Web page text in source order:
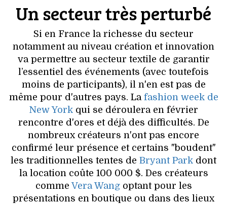
HISTOIRE DES MARQUES
DÉCO
VOYAGES & LOISIRS
Un secteur très perturbé
Si en France la richesse du secteur
notamment au niveau création et innovation
va permettre au secteur textile de garantir
l’essentiel des événements (avec toutefois
moins de participants), il n'en est pas de
même pour d'autres pays. La fashion week de
New York qui se déroulera en février
rencontre d'ores et déjà des difficultés. De
nombreux créateurs n'ont pas encore
confirmé leur présence et certains "boudent"
les traditionnelles tentes de Bryant Park dont
la location coûte 100 000 $. Des créateurs
commeVera Wangoptant pour les
présentations en boutique ou dans des lieux